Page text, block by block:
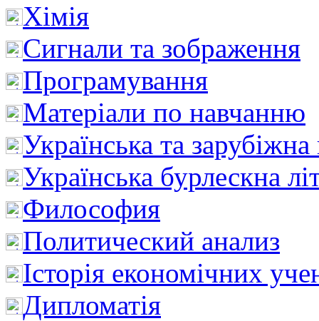
Хімія
Сигнали та зображення
Програмування
Матеріали по навчанню
Українська та зарубіжна
Українська бурлескна
Философия
Политический анализ
Історія економічних
Дипломатія